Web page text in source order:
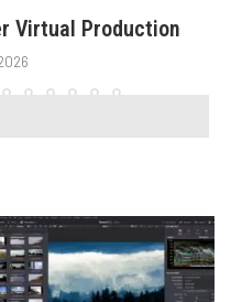
Virtual Production